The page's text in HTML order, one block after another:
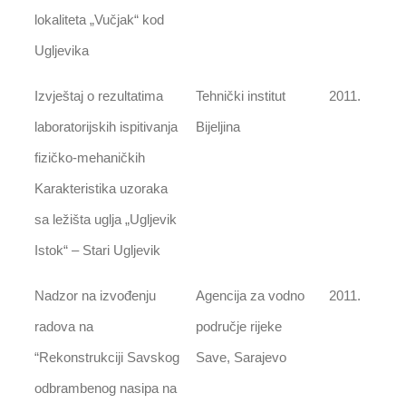
lokaliteta „Vučjak“ kod
Ugljevika
Izvještaj o rezultatima
laboratorijskih ispitivanja
fizičko-mehaničkih
Karakteristika uzoraka
sa ležišta uglja „Ugljevik
Istok“ – Stari Ugljevik
Tehnički institut
Bijeljina
2011.
Nadzor na izvođenju
radova na
“Rekonstrukciji Savskog
odbrambenog nasipa na
Agencija za vodno
područje rijeke
Save, Sarajevo
2011.